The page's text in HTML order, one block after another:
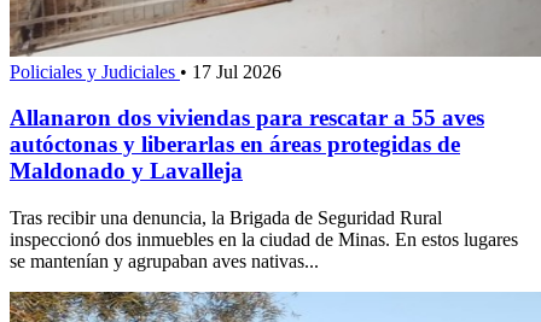
Policiales y Judiciales • 17 Jul 2026
Allanaron dos viviendas para rescatar a 55 aves
autóctonas y liberarlas en áreas protegidas de
Maldonado y Lavalleja
Tras recibir una denuncia, la Brigada de Seguridad Rural
inspeccionó dos inmuebles en la ciudad de Minas. En estos lugares
se mantenían y agrupaban aves nativas...